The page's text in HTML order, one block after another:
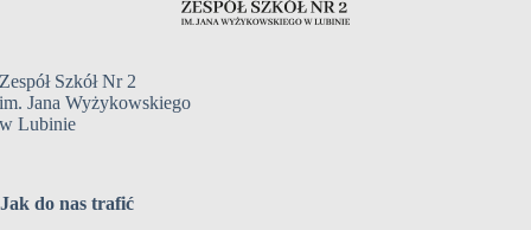
Zespół Szkół Nr 2
im. Jana Wyżykowskiego
w Lubinie
Jak do nas trafić